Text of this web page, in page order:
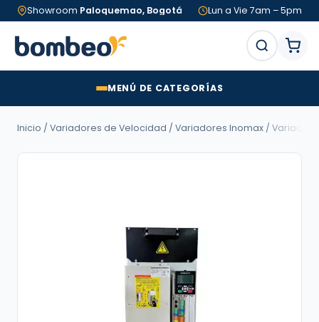
Showroom Paloquemao, Bogotá Lun a Vie 7am – 5pm
MENÚ DE CATEGORÍAS
Inicio / Variadores de Velocidad / Variadores Inomax /